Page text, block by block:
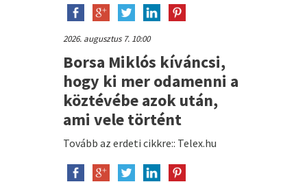
2026. augusztus 7. 10:00
Borsa Miklós kíváncsi,
hogy ki mer odamenni a
köztévébe azok után,
ami vele történt
Tovább az erdeti cikkre:: Telex.hu